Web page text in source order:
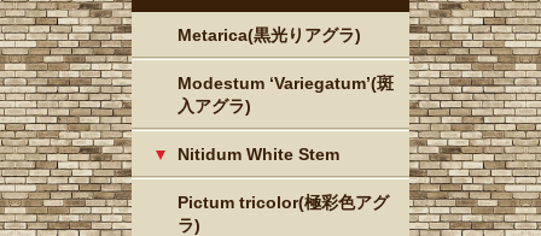
Metarica(黒光りアグラ)
Modestum ‘Variegatum’(斑
入アグラ)
Nitidum White Stem
Pictum tricolor(極彩色アグ
ラ)